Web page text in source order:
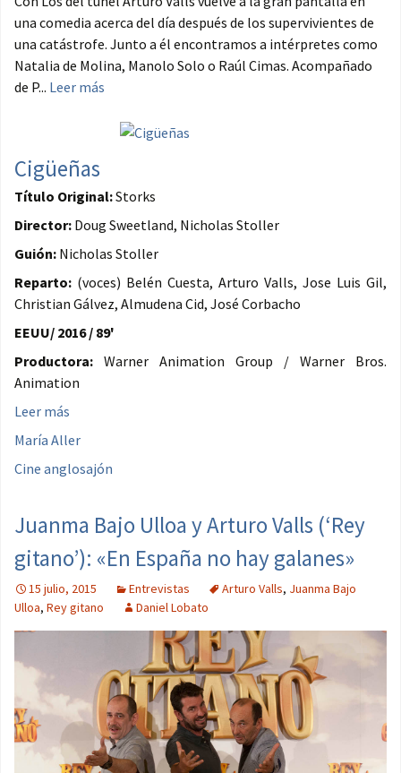
una comedia acerca del día después de los supervivientes de
una catástrofe. Junto a él encontramos a intérpretes como
Natalia de Molina, Manolo Solo o Raúl Cimas. Acompañado
de P... Leer más
Cigüeñas
Título Original:Storks
Director: Doug Sweetland, Nicholas Stoller
Guión: Nicholas Stoller
Reparto: (voces) Belén Cuesta, Arturo Valls, Jose Luis Gil,
Christian Gálvez, Almudena Cid, José Corbacho
EEUU/ 2016 / 89'
Productora: Warner Animation Group / Warner Bros.
Animation
Leer más
María Aller
Cine anglosajón
Juanma Bajo Ulloa y Arturo Valls (‘Rey
gitano’): «En España no hay galanes»
15 julio, 2015 Entrevistas Arturo Valls, Juanma Bajo
Ulloa, Rey gitano Daniel Lobato